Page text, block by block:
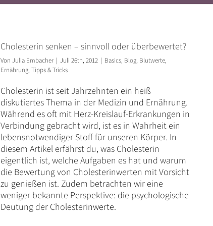
Cholesterin senken – sinnvoll oder überbewertet?
Von Julia Embacher | Juli 26th, 2012 | Basics, Blog, Blutwerte,
Ernährung, Tipps & Tricks
Cholesterin ist seit Jahrzehnten ein heiß
diskutiertes Thema in der Medizin und Ernährung.
Während es oft mit Herz-Kreislauf-Erkrankungen in
Verbindung gebracht wird, ist es in Wahrheit ein
lebensnotwendiger Stoff für unseren Körper. In
diesem Artikel erfährst du, was Cholesterin
eigentlich ist, welche Aufgaben es hat und warum
die Bewertung von Cholesterinwerten mit Vorsicht
zu genießen ist. Zudem betrachten wir eine
weniger bekannte Perspektive: die psychologische
Deutung der Cholesterinwerte.